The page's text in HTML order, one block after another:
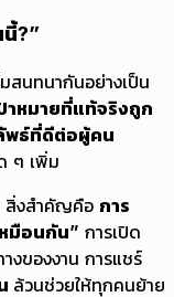
นี้?”
สนทนากันอย่างเป็น
าหมายที่แท้จริงถูก
พธ์ที่ดีต่อผู้คน
ๆ เพิ่ม
สิ่งสำคัญคือ การ
มือนกัน” การเปิด
งของงาน การแชร์
ล้วนช่วยให้ทุกคนย้าย